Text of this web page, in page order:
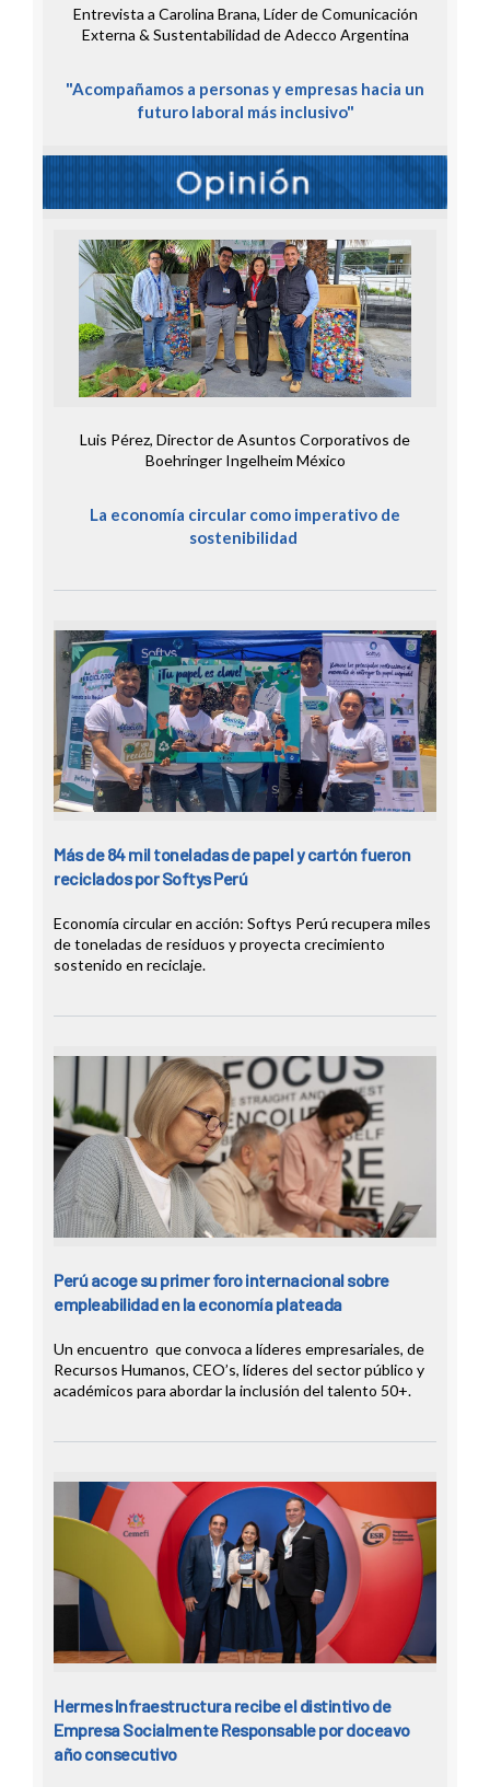
Entrevista a Carolina Brana, Líder de Comunicación
Externa & Sustentabilidad de Adecco Argentina
"Acompañamos a personas y empresas hacia un
futuro laboral más inclusivo"
Luis Pérez, Director de Asuntos Corporativos de
Boehringer Ingelheim México
La economía circular como imperativo de
sostenibilidad
Más de 84 mil toneladas de papel y cartón fueron
reciclados por Softys Perú
Economía circular en acción: Softys Perú recupera miles
de toneladas de residuos y proyecta crecimiento
sostenido en reciclaje.
Perú acoge su primer foro internacional sobre
empleabilidad en la economía plateada
Un encuentro que convoca a líderes empresariales, de
Recursos Humanos, CEO’s, líderes del sector público y
académicos para abordar la inclusión del talento 50+.
Hermes Infraestructura recibe el distintivo de
Empresa Socialmente Responsable por doceavo
año consecutivo